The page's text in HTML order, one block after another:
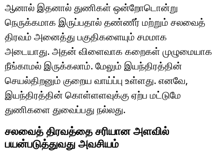
ஆனால் இதனால் துணிகள் ஒன்றோடொன்று
நெருக்கமாக இருப்பதால் தண்ணீர் மற்றும் சலவைத்
திரவம் அனைத்து பகுதிகளையும் சமமாக
அடையாது. அதன் விளைவாக கறைகள் முழுமையாக
நீங்காமல் இருக்கலாம். மேலும் இயந்திரத்தின்
செயல்திறனும் குறைய வாய்ப்பு உள்ளது. எனவே,
இயந்திரத்தின் கொள்ளளவுக்கு ஏற்ப மட்டுமே
துணிகளை துவைப்பது நல்லது.
சலவைத் திரவத்தை சரியான அளவில்
பயன்படுத்துவது அவசியம்